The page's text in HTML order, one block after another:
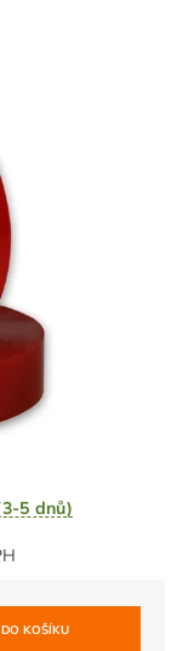
5 dnů)